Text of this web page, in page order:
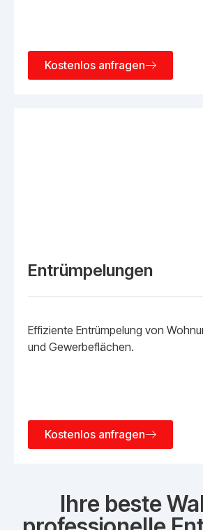
Kostenlos anfragen
Entrümpelungen
Effiziente Entrümpelung von
und Gewerbeflächen.
Kostenlos anfragen
Ihre beste